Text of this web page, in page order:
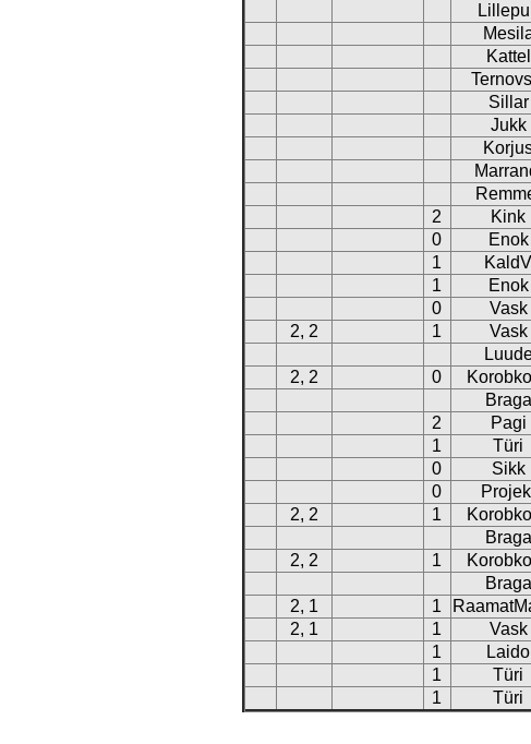
Kattel
Sillar
Jukk
2
Kink
0
Enok
1
KaldV
1
Enok
0
Vask
2, 2
1 Vask
2, 2
0
Braga
2
Pagi
1
Türi
0
Sikk
0
2, 2
1
Braga
2, 2
1
Braga
2, 1
1
2, 1
1 Vask
1
Laido
1
Türi
1
Türi